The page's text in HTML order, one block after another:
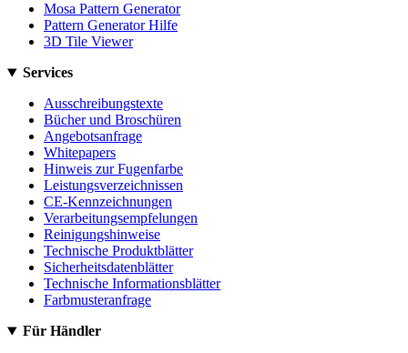
Mosa Pattern Generator
Pattern Generator Hilfe
3D Tile Viewer
Services
Ausschreibungstexte
Bücher und Broschüren
Angebotsanfrage
Whitepapers
Hinweis zur Fugenfarbe
Leistungsverzeichnissen
CE-Kennzeichnungen
Verarbeitungsempfelungen
Reinigungshinweise
Technische Produktblätter
Sicherheitsdatenblätter
Technische Informationsblätter
Farbmusteranfrage
Für Händler